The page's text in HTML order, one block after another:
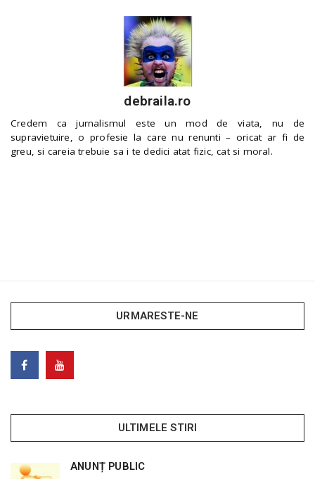
debraila.ro
Credem ca jurnalismul este un mod de viata, nu de
supravietuire, o profesie la care nu renunti – oricat ar fi de
greu, si careia trebuie sa i te dedici atat fizic, cat si moral.
URMARESTE-NE
ULTIMELE STIRI
ANUNȚ PUBLIC